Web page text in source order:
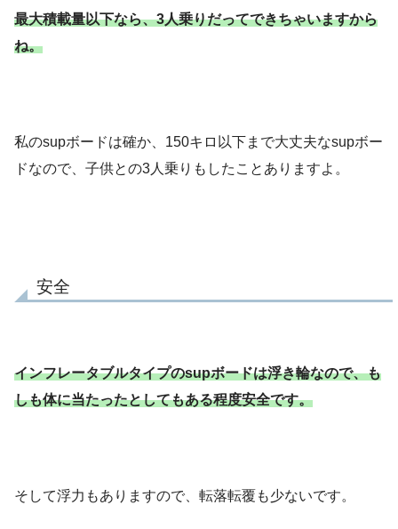
最大積載量以下なら、3人乗りだってできちゃいますから
ね。
私のsupボードは確か、150キロ以下まで大丈夫なsupボー
ドなので、子供との3人乗りもしたことありますよ。
安全
インフレータブルタイプのsupボードは浮き輪なので、も
しも体に当たったとしてもある程度安全です。
そして浮力もありますので、転落転覆も少ないです。